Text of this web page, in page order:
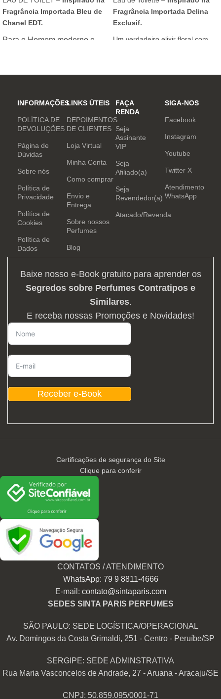
Fragrância Importada Bleu de
Chanel EDT.
Para o Homem moderno e
inovar sempre, provocando
e determinação.
Fragrância Importada Delina
Exclusif.
Um verdadeiro elixir floral com
INFORMAÇÕES
POLÍTICA DE
DEVOLUÇÕES
Página de
Dúvidas
Sobre nós
Política de
Privacidade
Política de
Cookies
Política de
Dados
LINKS ÚTEIS
DEPOIMENTOS
DE CLIENTES
Loja Virtual
Minha Conta
Como comprar
Envio e
Entrega
Sobre nossos
Perfumes
Blog
FAÇA
RENDA
Seja
Assinante
VIP
Seja
Afiliado(a)
Seja
Revendedor(a)
Atacado/Revenda
SIGA-NOS
Facebook
Instagram
Youtube
Twitter X
Atendimento
WhatsApp
Baixe nosso e-Book gratuito para aprender os
Segredos sobre Perfumes Contratipos e
Similares.
E receba nossas Promoções e Novidades!
Receber e-Book
Certificações de segurança do Site
Clique para conferir
CONTATOS / ATENDIMENTO
WhatsApp: 79 9 8811-4666
E-mail: contato@sintaparis.com
SEDES SINTA PARIS PERFUMES
SÃO PAULO: SEDE LOGÍSTICA/OPERACIONAL
Av. Domingos da Costa Grimaldi, 251 - Centro - Peruíbe/SP
SERGIPE: SEDE ADMINSTRATIVA
Rua Maria Vasconcelos de Andrade, 27 - Aruana - Aracaju/SE
CNPJ: 50.859.095/0001-71